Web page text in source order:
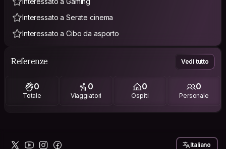
Interessato a Serate cinema
Interessato a Cibo da asporto
Referenze Vedi tutto
0
Totale
0
Viaggiatori
0
Ospiti
0
Personale
Italiano